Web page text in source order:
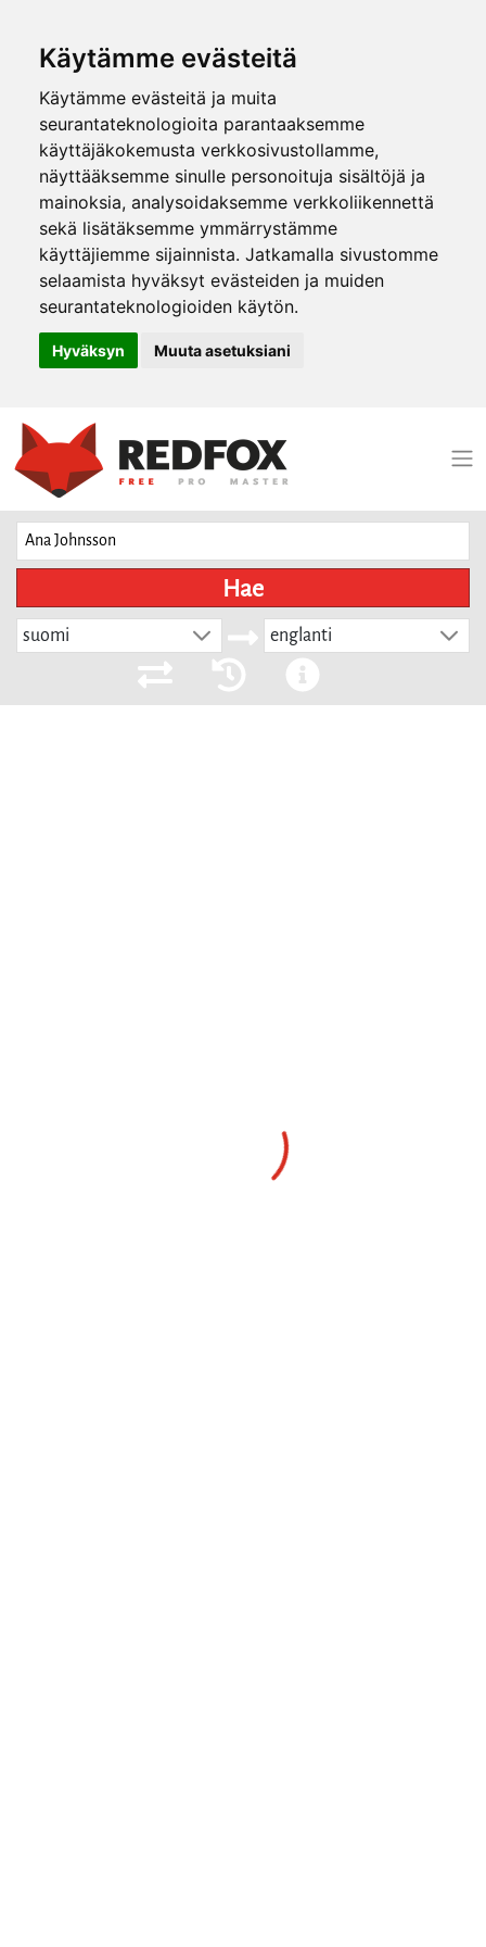
Käytämme evästeitä
Käytämme evästeitä ja muita
seurantateknologioita parantaaksemme
käyttäjäkokemusta verkkosivustollamme,
näyttääksemme sinulle personoituja sisältöjä ja
mainoksia, analysoidaksemme verkkoliikennettä
sekä lisätäksemme ymmärrystämme
käyttäjiemme sijainnista. Jatkamalla sivustomme
selaamista hyväksyt evästeiden ja muiden
seurantateknologioiden käytön.
Hyväksyn Muuta asetuksiani
Hae
suomi englanti